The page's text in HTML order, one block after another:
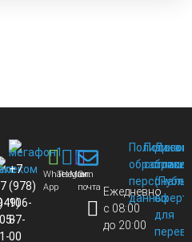
+7
(978)
106-
87-
00
Whats
App
Telegram
MaxЭл.
почта Ежедневно
с 08:00
до 20:00
Политика
обработки
данных
для